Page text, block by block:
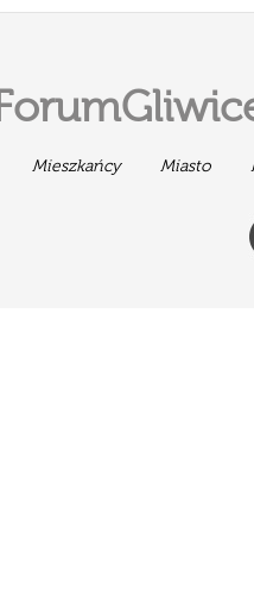
Mieszkańcy Miasto